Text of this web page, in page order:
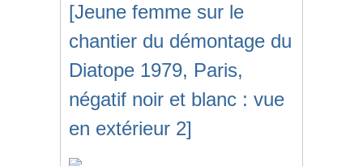
[Jeune femme sur le
chantier du démontage du
Diatope 1979, Paris,
négatif noir et blanc : vue
en extérieur 2]